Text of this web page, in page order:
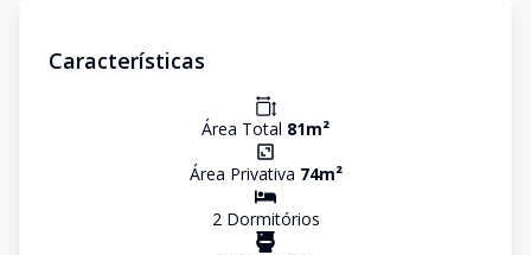
Características
Área Total 81m²
Área Privativa 74m²
2Dormitórios